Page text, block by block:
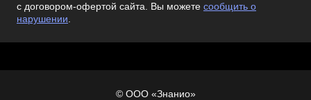
с договором-офертой сайта. Вы можете сообщить о
нарушении.
© ООО «Знанио»